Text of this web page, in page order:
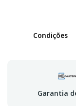
Condições
Garantia